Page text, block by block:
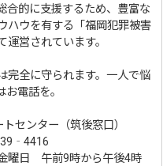
合的に支援するため、豊富な
ハウを有する「福岡犯罪被害
営されています。
完全に守られます。一人で悩
電話を。
センター（筑後窓口）
日 午前9時から午後4時